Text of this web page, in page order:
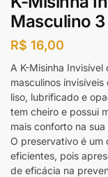
Masculino
R$ 16,00
A K-Misinha
masculinos
liso, lubrificado e
tem cheiro e possui
mais conforto na
O preservativo é um
eficientes, pois
de eficácia na